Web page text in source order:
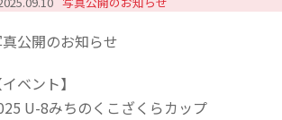
公開のお知らせ
イベント】
U-8みちのくこざくらカップ